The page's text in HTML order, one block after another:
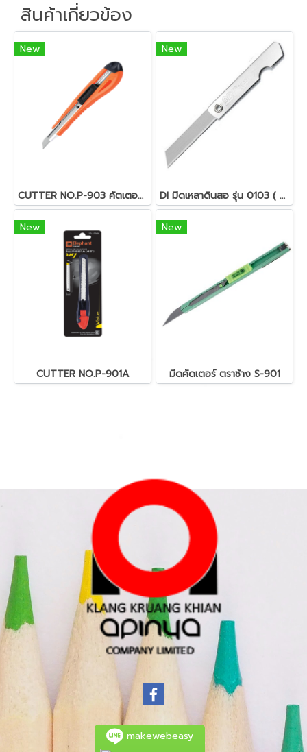
สินค้าเกี่ยวข้อง
New
CUTTER NO.P-903 คัตเตอร์รุ่น P-903
New
DI มีดเหลาดินสอ รุ่น 0103 ( จำนวน 1 ด้าม)
New
CUTTER NO.P-901A
New
มีดคัดเตอร์ ตราช้าง S-901
makewebeasy